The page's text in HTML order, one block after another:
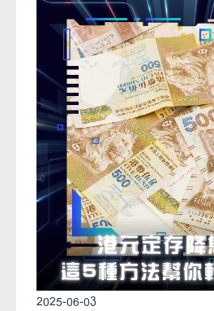
2025-06-03